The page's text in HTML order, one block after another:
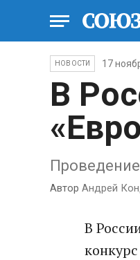
НОВОСТИ 17
В
Автор Андрей
В